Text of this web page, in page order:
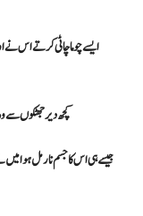
ایسے چوما چاٹی کرتے اس نے
کچھ دیر جھٹکوں سے
جیسے ہی اس کا جسم نارمل ہوا